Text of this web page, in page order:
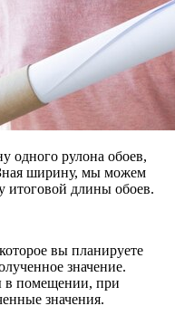
одного рулона обоев,
ширину, мы можем
итоговой длины обоев.
вы планируете
значение.
в помещении, при
значения.